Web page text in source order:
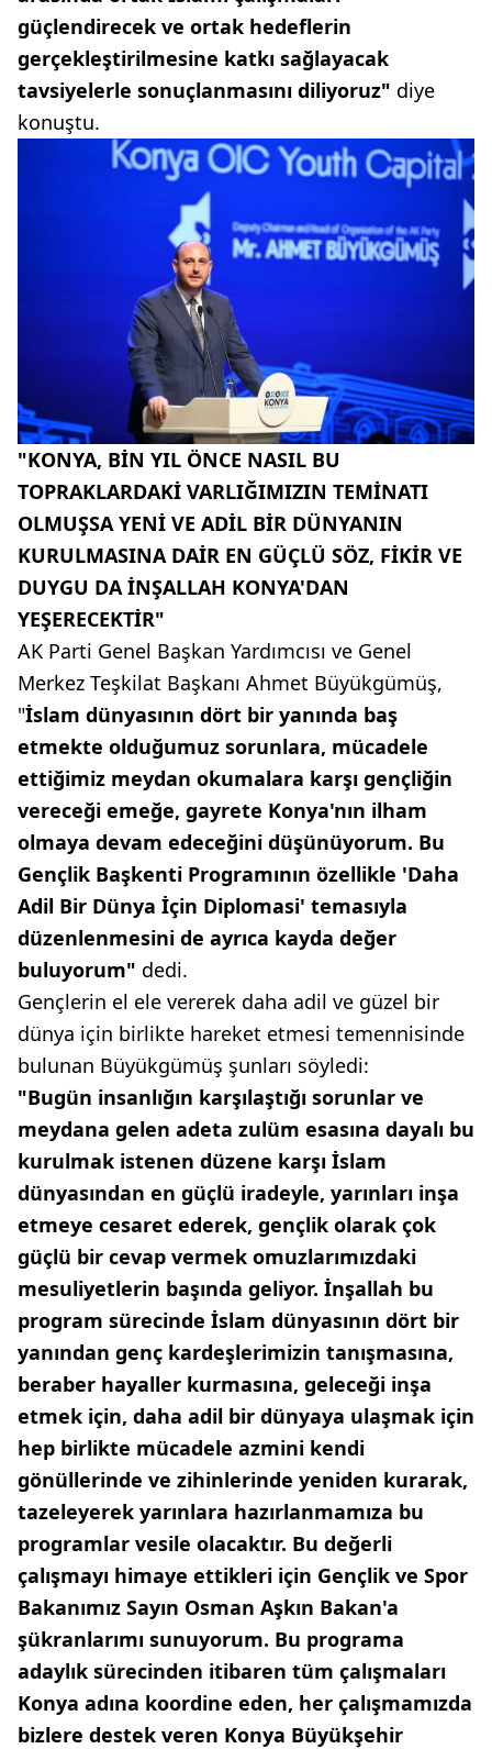
güçlendirecek ve ortak hedeflerin
gerçekleştirilmesine katkı sağlayacak
tavsiyelerle sonuçlanmasını diliyoruz" diye
konuştu.
"KONYA, BİN YIL ÖNCE NASIL BU
TOPRAKLARDAKİ VARLIĞIMIZIN TEMİNATI
OLMUŞSA YENİ VE ADİL BİR DÜNYANIN
KURULMASINA DAİR EN GÜÇLÜ SÖZ, FİKİR VE
DUYGU DA İNŞALLAH KONYA'DAN
YEŞERECEKTİR"
AK Parti Genel Başkan Yardımcısı ve Genel
Merkez Teşkilat Başkanı Ahmet Büyükgümüş,
"İslam dünyasının dört bir yanında baş
etmekte olduğumuz sorunlara, mücadele
ettiğimiz meydan okumalara karşı gençliğin
vereceği emeğe, gayrete Konya'nın ilham
olmaya devam edeceğini düşünüyorum. Bu
Gençlik Başkenti Programının özellikle 'Daha
Adil Bir Dünya İçin Diplomasi' temasıyla
düzenlenmesini de ayrıca kayda değer
buluyorum" dedi.
Gençlerin el ele vererek daha adil ve güzel bir
dünya için birlikte hareket etmesi temennisinde
bulunan Büyükgümüş şunları söyledi:
"Bugün insanlığın karşılaştığı sorunlar ve
meydana gelen adeta zulüm esasına dayalı bu
kurulmak istenen düzene karşı İslam
dünyasından en güçlü iradeyle, yarınları inşa
etmeye cesaret ederek, gençlik olarak çok
güçlü bir cevap vermek omuzlarımızdaki
mesuliyetlerin başında geliyor. İnşallah bu
program sürecinde İslam dünyasının dört bir
yanından genç kardeşlerimizin tanışmasına,
beraber hayaller kurmasına, geleceği inşa
etmek için, daha adil bir dünyaya ulaşmak için
hep birlikte mücadele azmini kendi
gönüllerinde ve zihinlerinde yeniden kurarak,
tazeleyerek yarınlara hazırlanmamıza bu
programlar vesile olacaktır. Bu değerli
çalışmayı himaye ettikleri için Gençlik ve Spor
Bakanımız Sayın Osman Aşkın Bakan'a
şükranlarımı sunuyorum. Bu programa
adaylık sürecinden itibaren tüm çalışmaları
Konya adına koordine eden, her çalışmamızda
bizlere destek veren Konya Büyükşehir